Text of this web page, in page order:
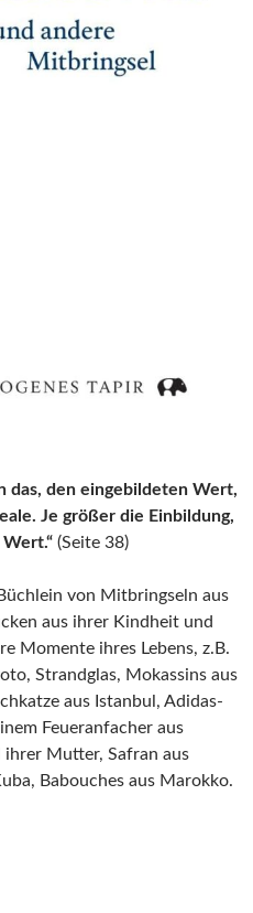
das, den eingebildeten Wert,
Je größer die Einbildung,
(Seite 38)
von Mitbringseln aus
aus ihrer Kindheit und
Momente ihres Lebens, z.B.
Strandglas, Mokassins aus
aus Istanbul, Adidas-
Feueranfacher aus
ihrer Mutter, Safran aus
Babouches aus Marokko.
von Doris Dörrie